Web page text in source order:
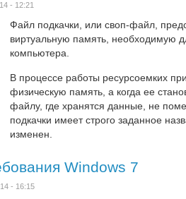
- 12:21
Файл подкачки, или своп-файл,
виртуальную память, необходимую
компьютера.
В процессе работы ресурсоемких
физическую память, а когда ее
файлу, где хранятся данные, не
подкачки имеет строго заданное
изменен.
Windows 7
- 16:15